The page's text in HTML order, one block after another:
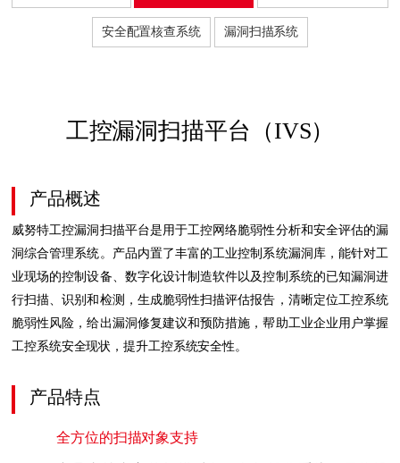
安全配置核查系统 漏洞扫描系统
工控漏洞扫描平台（IVS）
产品概述
威努特工控漏洞扫描平台是用于工控网络脆弱性分析和安全评估的漏
洞综合管理系统。产品内置了丰富的工业控制系统漏洞库，能针对工
业现场的控制设备、数字化设计制造软件以及控制系统的已知漏洞进
行扫描、识别和检测，生成脆弱性扫描评估报告，清晰定位工控系统
脆弱性风险，给出漏洞修复建议和预防措施，帮助工业企业用户掌握
工控系统安全现状，提升工控系统安全性。
产品特点
全方位的扫描对象支持